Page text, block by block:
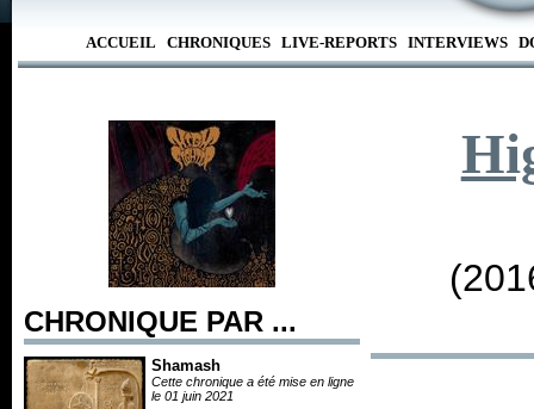
ACCUEIL CHRONIQUES LIVE-REPORTS INTERVIEWS
CHRONIQUE PAR ...
Shamash
Cette chronique a été mise en ligne
le 01 juin 2021